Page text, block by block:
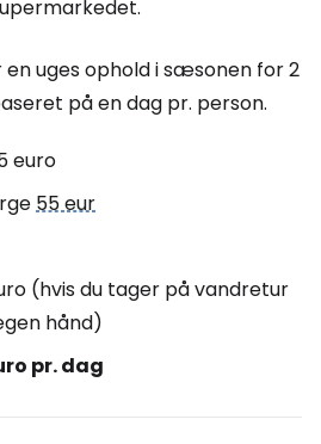
uges ophold i sæsonen for 2
på en dag pr. person.
euro
55 eur
(hvis du tager på vandretur
hånd)
pr. dag